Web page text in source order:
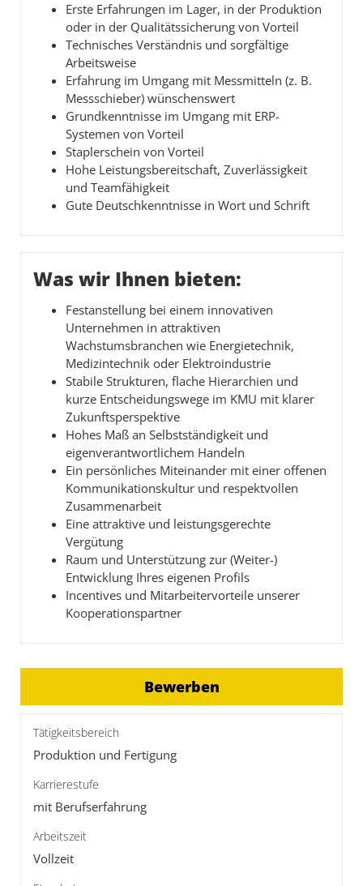
Erste Erfahrungen im Lager, in der Produktion
oder in der Qualitätssicherung von Vorteil
Technisches Verständnis und sorgfältige
Arbeitsweise
Erfahrung im Umgang mit Messmitteln (z. B.
Messschieber) wünschenswert
Grundkenntnisse im Umgang mit ERP-
Systemen von Vorteil
Staplerschein von Vorteil
Hohe Leistungsbereitschaft, Zuverlässigkeit
und Teamfähigkeit
Gute Deutschkenntnisse in Wort und Schrift
Was wir Ihnen bieten:
Festanstellung bei einem innovativen
Unternehmen in attraktiven
Wachstumsbranchen wie Energietechnik,
Medizintechnik oder Elektroindustrie
Stabile Strukturen, flache Hierarchien und
kurze Entscheidungswege im KMU mit klarer
Zukunftsperspektive
Hohes Maß an Selbstständigkeit und
eigenverantwortlichem Handeln
Ein persönliches Miteinander mit einer offenen
Kommunikationskultur und respektvollen
Zusammenarbeit
Eine attraktive und leistungsgerechte
Vergütung
Raum und Unterstützung zur (Weiter-)
Entwicklung Ihres eigenen Profils
Incentives und Mitarbeitervorteile unserer
Kooperationspartner
Bewerben
Tätigkeitsbereich
Produktion und Fertigung
Karrierestufe
mit Berufserfahrung
Arbeitszeit
Vollzeit